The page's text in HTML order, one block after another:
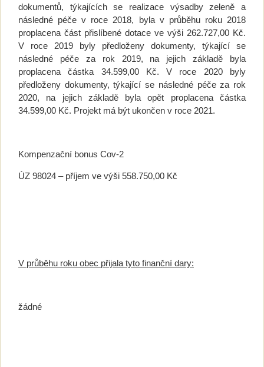
dokumentů, týkajících se realizace výsadby zeleně a
následné péče v roce 2018, byla v průběhu roku 2018
proplacena část přislíbené dotace ve výši 262.727,00 Kč.
V roce 2019 byly předloženy dokumenty, týkající se
následné péče za rok 2019, na jejich základě byla
proplacena částka 34.599,00 Kč. V roce 2020 byly
předloženy dokumenty, týkající se následné péče za rok
2020, na jejich základě byla opět proplacena částka
34.599,00 Kč. Projekt má být ukončen v roce 2021.
Kompenzační bonus Cov-2
ÚZ 98024 – příjem ve výši 558.750,00 Kč
V průběhu roku obec přijala tyto finanční dary:
žádné